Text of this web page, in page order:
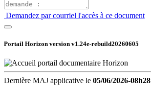
Demandez par courriel l'accès à ce document
Portail Horizon version v1.24e-rebuild20260605
Dernière MAJ applicative le 05/06/2026-08h28